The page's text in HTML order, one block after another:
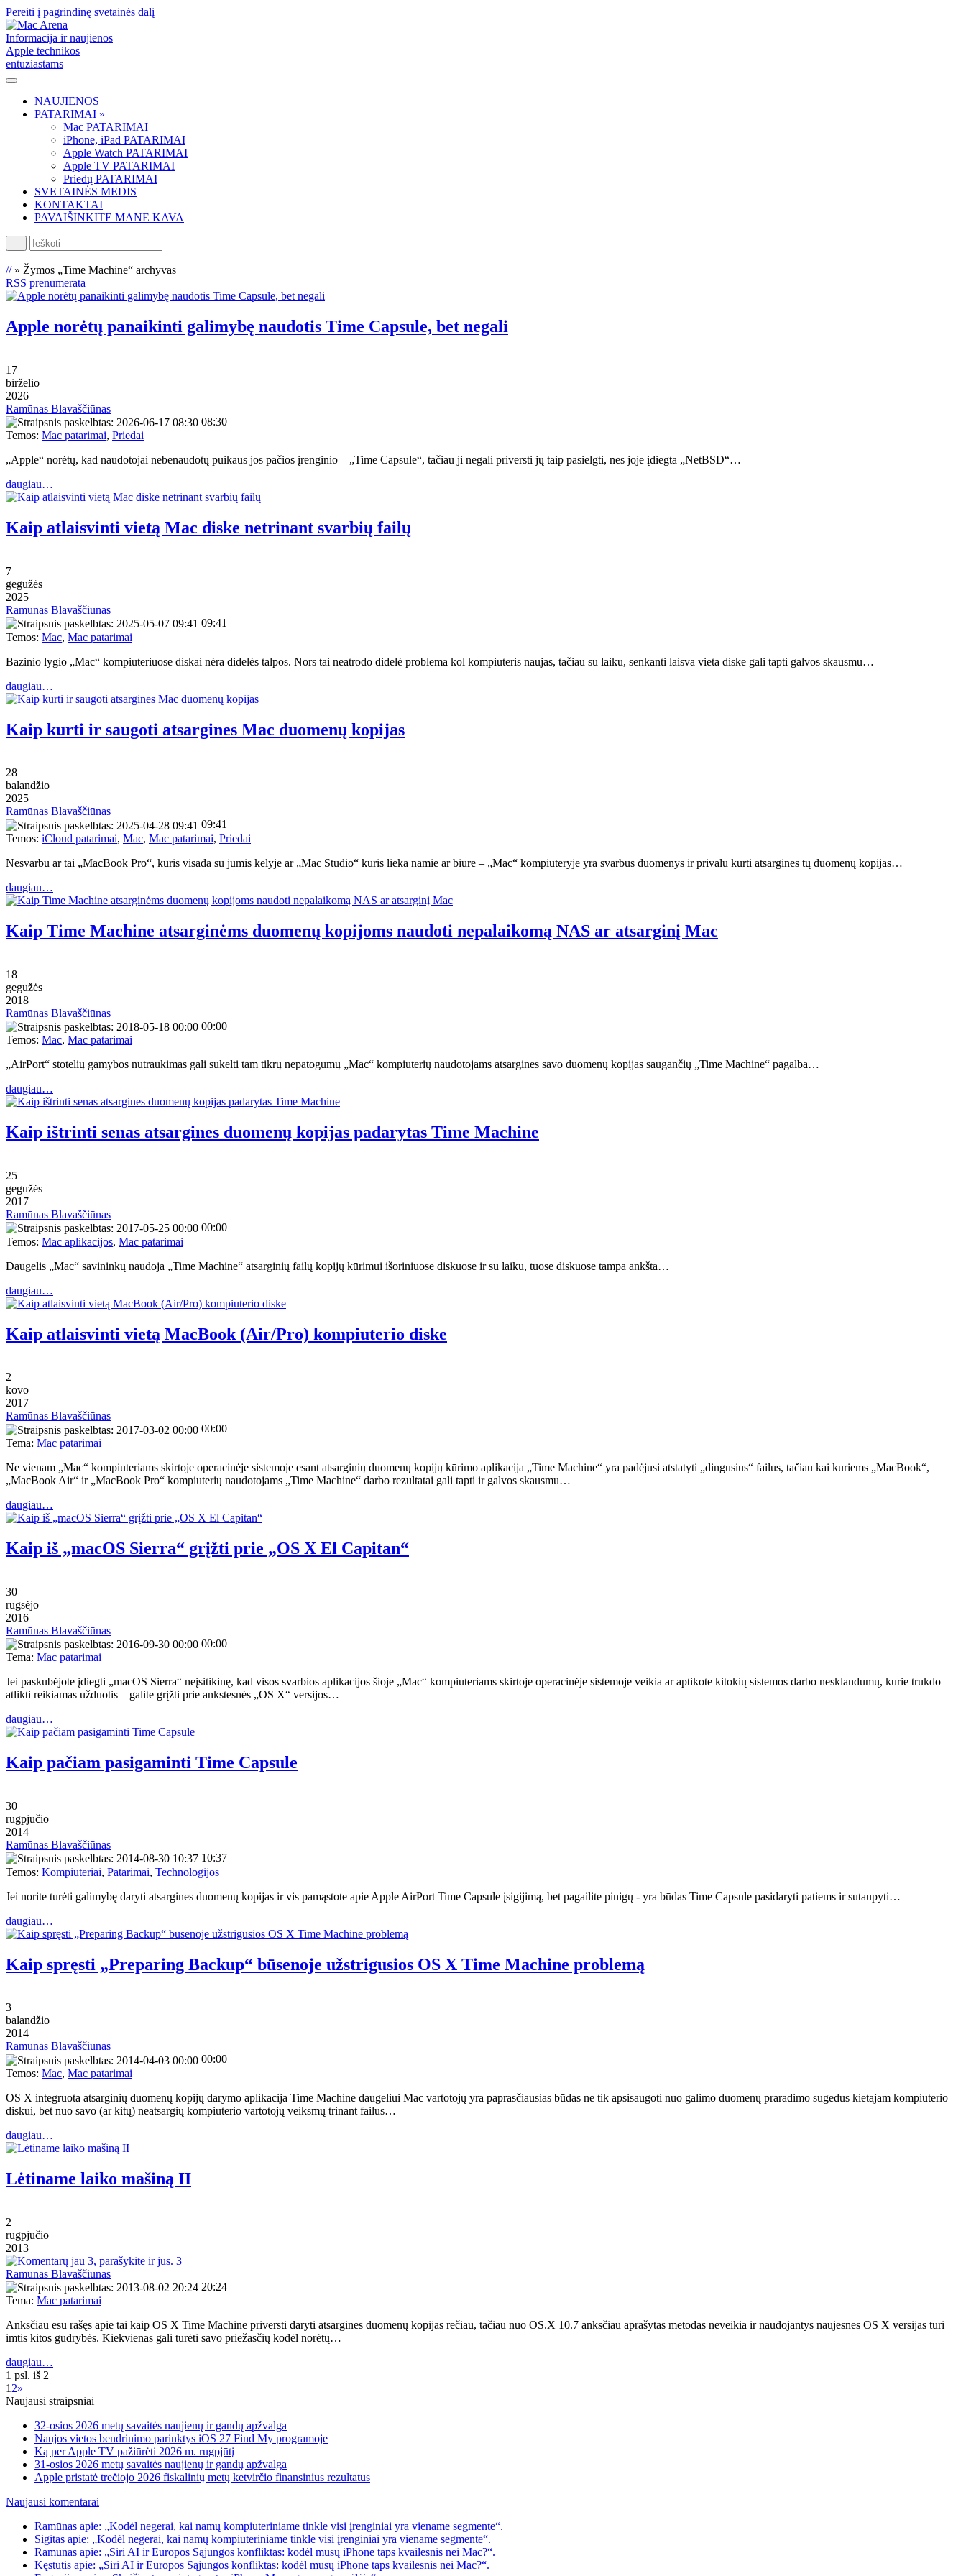
Pereiti į pagrindinę svetainės dalį
Informacija ir naujienos
Apple technikos
entuziastams
NAUJIENOS
PATARIMAI »
Mac PATARIMAI
iPhone, iPad PATARIMAI
Apple Watch PATARIMAI
Apple TV PATARIMAI
Priedų PATARIMAI
SVETAINĖS MEDIS
KONTAKTAI
PAVAIŠINKITE MANE KAVA
Ieškoti
//» Žymos „Time Machine“ archyvas
RSS prenumerata
Apple norėtų panaikinti galimybę naudotis Time Capsule, bet negali
17
birželio
2026
Ramūnas Blavaščiūnas
08:30
Temos: Mac patarimai, Priedai
„Apple“ norėtų, kad naudotojai nebenaudotų puikaus jos pačios įrenginio – „Time Capsule“, tačiau ji negali priversti jų taip pasielgti, nes joje įdiegta „NetBSD“…
daugiau…
Kaip atlaisvinti vietą Mac diske netrinant svarbių failų
7
gegužės
2025
Ramūnas Blavaščiūnas
09:41
Temos: Mac, Mac patarimai
Bazinio lygio „Mac“ kompiuteriuose diskai nėra didelės talpos. Nors tai neatrodo didelė problema kol kompiuteris naujas, tačiau su laiku, senkanti laisva vieta diske gali tapti galvos skausmu…
daugiau…
Kaip kurti ir saugoti atsargines Mac duomenų kopijas
28
balandžio
2025
Ramūnas Blavaščiūnas
09:41
Temos: iCloud patarimai, Mac, Mac patarimai, Priedai
Nesvarbu ar tai „MacBook Pro“, kuris visada su jumis kelyje ar „Mac Studio“ kuris lieka namie ar biure – „Mac“ kompiuteryje yra svarbūs duomenys ir privalu kurti atsargines tų duomenų kopijas…
daugiau…
Kaip Time Machine atsarginėms duomenų kopijoms naudoti nepalaikomą NAS ar atsarginį Mac
18
gegužės
2018
Ramūnas Blavaščiūnas
00:00
Temos: Mac, Mac patarimai
„AirPort“ stotelių gamybos nutraukimas gali sukelti tam tikrų nepatogumų „Mac“ kompiuterių naudotojams atsargines savo duomenų kopijas saugančių „Time Machine“ pagalba…
daugiau…
Kaip ištrinti senas atsargines duomenų kopijas padarytas Time Machine
25
gegužės
2017
Ramūnas Blavaščiūnas
00:00
Temos: Mac aplikacijos, Mac patarimai
Daugelis „Mac“ savininkų naudoja „Time Machine“ atsarginių failų kopijų kūrimui išoriniuose diskuose ir su laiku, tuose diskuose tampa ankšta…
daugiau…
Kaip atlaisvinti vietą MacBook (Air/Pro) kompiuterio diske
2
kovo
2017
Ramūnas Blavaščiūnas
00:00
Tema: Mac patarimai
Ne vienam „Mac“ kompiuteriams skirtoje operacinėje sistemoje esant atsarginių duomenų kopijų kūrimo aplikacija „Time Machine“ yra padėjusi atstatyti „dingusius“ failus, tačiau kai kuriems „MacBook“,
„MacBook Air“ ir „MacBook Pro“ kompiuterių naudotojams „Time Machine“ darbo rezultatai gali tapti ir galvos skausmu…
daugiau…
Kaip iš „macOS Sierra“ grįžti prie „OS X El Capitan“
30
rugsėjo
2016
Ramūnas Blavaščiūnas
00:00
Tema: Mac patarimai
Jei paskubėjote įdiegti „macOS Sierra“ neįsitikinę, kad visos svarbios aplikacijos šioje „Mac“ kompiuteriams skirtoje operacinėje sistemoje veikia ar aptikote kitokių sistemos darbo nesklandumų, kurie trukdo
atlikti reikiamas užduotis – galite grįžti prie ankstesnės „OS X“ versijos…
daugiau…
Kaip pačiam pasigaminti Time Capsule
30
rugpjūčio
2014
Ramūnas Blavaščiūnas
10:37
Temos: Kompiuteriai, Patarimai, Technologijos
Jei norite turėti galimybę daryti atsargines duomenų kopijas ir vis pamąstote apie Apple AirPort Time Capsule įsigijimą, bet pagailite pinigų - yra būdas Time Capsule pasidaryti patiems ir sutaupyti…
daugiau…
Kaip spręsti „Preparing Backup“ būsenoje užstrigusios OS X Time Machine problemą
3
balandžio
2014
Ramūnas Blavaščiūnas
00:00
Temos: Mac, Mac patarimai
OS X integruota atsarginių duomenų kopijų darymo aplikacija Time Machine daugeliui Mac vartotojų yra paprasčiausias būdas ne tik apsisaugoti nuo galimo duomenų praradimo sugedus kietajam kompiuterio
diskui, bet nuo savo (ar kitų) neatsargių kompiuterio vartotojų veiksmų trinant failus…
daugiau…
Lėtiname laiko mašiną II
2
rugpjūčio
2013
3
Ramūnas Blavaščiūnas
20:24
Tema: Mac patarimai
Anksčiau esu rašęs apie tai kaip OS X Time Machine priversti daryti atsargines duomenų kopijas rečiau, tačiau nuo OS.X 10.7 anksčiau aprašytas metodas neveikia ir naudojantys naujesnes OS X versijas turi
imtis kitos gudrybės. Kiekvienas gali turėti savo priežasčių kodėl norėtų…
daugiau…
1 psl. iš 2
1 2»
Naujausi straipsniai
32-osios 2026 metų savaitės naujienų ir gandų apžvalga
Naujos vietos bendrinimo parinktys iOS 27 Find My programoje
Ką per Apple TV pažiūrėti 2026 m. rugpjūtį
31-osios 2026 metų savaitės naujienų ir gandų apžvalga
Apple pristatė trečiojo 2026 fiskalinių metų ketvirčio finansinius rezultatus
Naujausi komentarai
Ramūnas apie: „Kodėl negerai, kai namų kompiuteriniame tinkle visi įrenginiai yra viename segmente“.
Sigitas apie: „Kodėl negerai, kai namų kompiuteriniame tinkle visi įrenginiai yra viename segmente“.
Ramūnas apie: „Siri AI ir Europos Sąjungos konfliktas: kodėl mūsų iPhone taps kvailesnis nei Mac?“.
Kęstutis apie: „Siri AI ir Europos Sąjungos konfliktas: kodėl mūsų iPhone taps kvailesnis nei Mac?“.